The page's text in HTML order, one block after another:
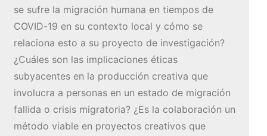
se sufre la migración humana en tiempos de
COVID-19 en su contexto local y cómo se
relaciona esto a su proyecto de investigación?
¿Cuáles son las implicaciones éticas
subyacentes en la producción creativa que
involucra a personas en un estado de migración
fallida o crisis migratoria? ¿Es la colaboración un
método viable en proyectos creativos que